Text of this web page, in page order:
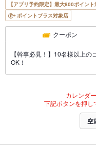
【アプリ予約限定】最大800ポイン
ポイントプラス対象店
クーポン
【幹事必見！】10名様以上
OK！
カレンダ
下記ボタンを押し
空